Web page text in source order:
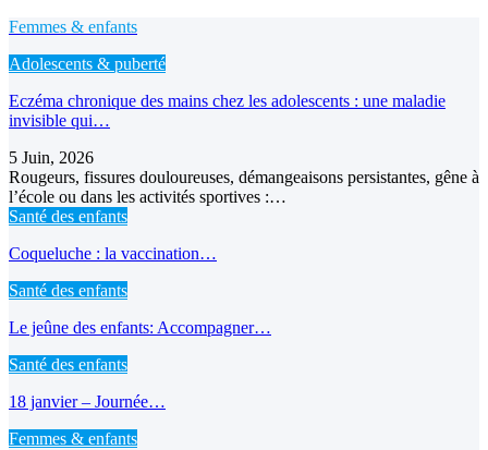
Femmes & enfants
Adolescents & puberté
Eczéma chronique des mains chez les adolescents : une maladie
invisible qui…
5 Juin, 2026
Rougeurs, fissures douloureuses, démangeaisons persistantes, gêne à
l’école ou dans les activités sportives :…
Santé des enfants
Coqueluche : la vaccination…
Santé des enfants
Le jeûne des enfants: Accompagner…
Santé des enfants
18 janvier – Journée…
Femmes & enfants